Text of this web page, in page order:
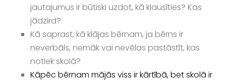
jautajumus ir būtiski uzdot, kā klausīties? Kas
jādzird?
Kā saprast, kā klājas bērnam, ja bērns ir
neverbāls, nemāk vai nevēlas pastāstīt, kas
notiek skolā?
Kāpēc bērnam mājās viss ir kārtībā, bet skolā ir